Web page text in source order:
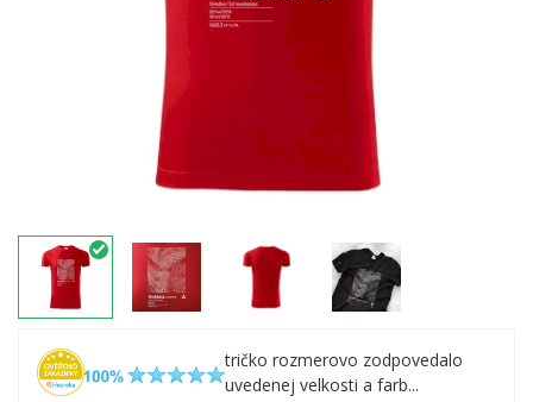
tričko rozmerovo zodpovedalo
uvedenej velkosti a farb...